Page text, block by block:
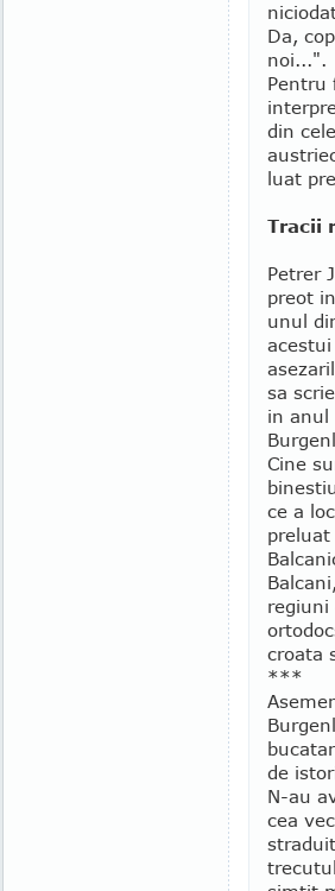
Da,
noi...".
Pentru
din
luat
Tracii
Petrer
preot
unul
sa
in anul
Cine
ce a
regiuni
croata
***
de
N-au
cea